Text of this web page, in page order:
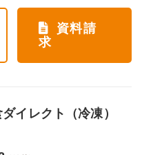
資料請
求
イレクト（冷凍）